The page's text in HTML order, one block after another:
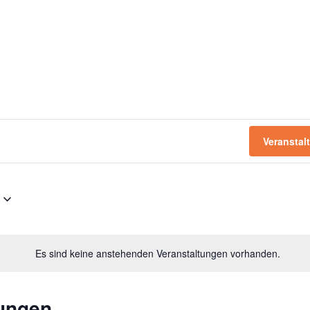
Es sind keine anstehenden Veranstaltungen vorhanden.